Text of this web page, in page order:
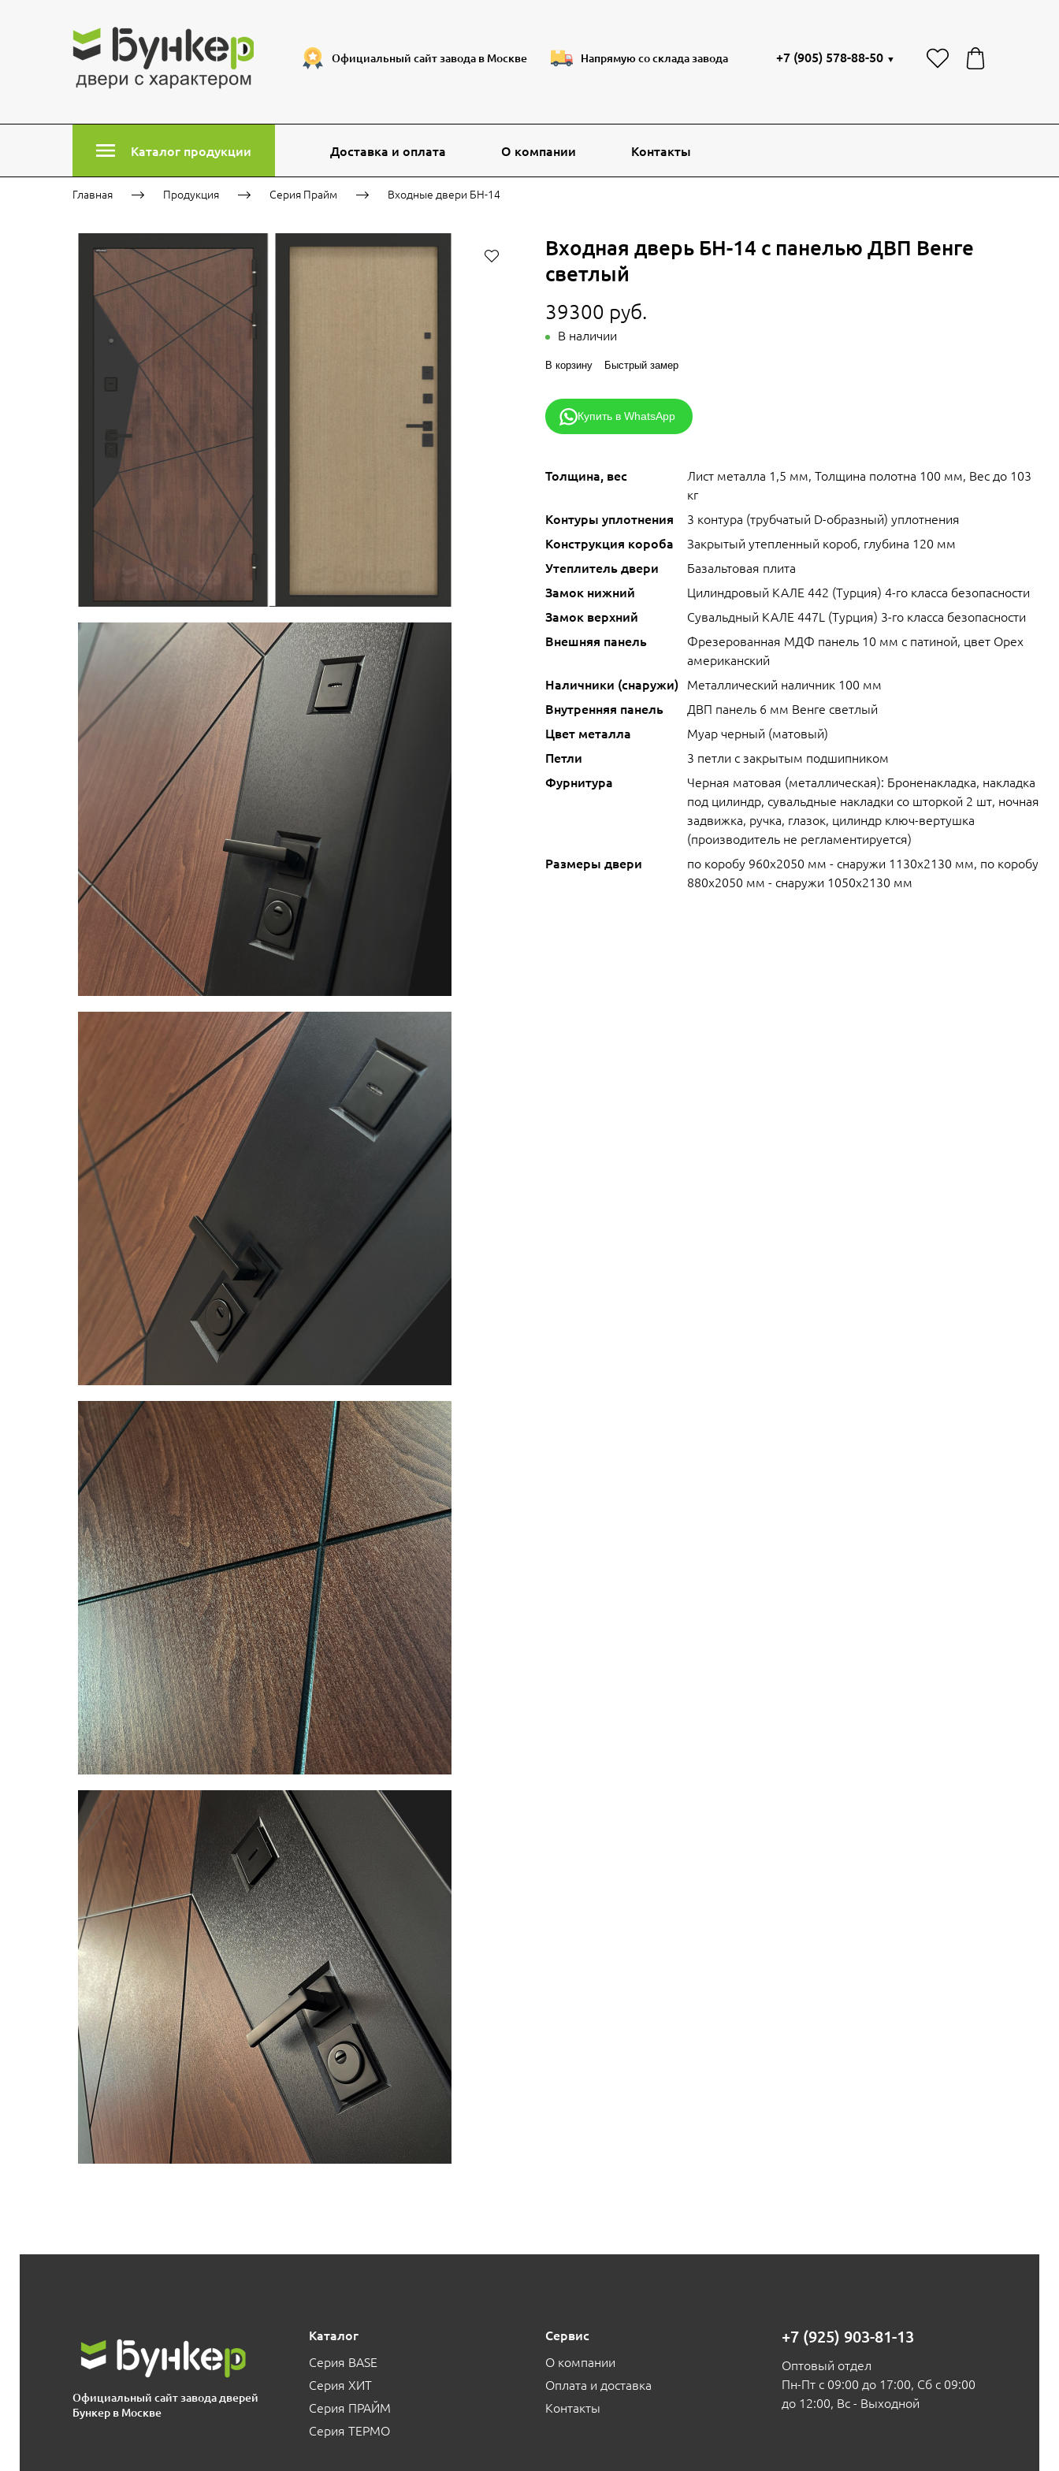
Официальный сайт завода в Москве Напрямую со склада завода +7 (905) 578-88-50 ▼
Каталог продукции Доставка и оплата О компании Контакты
Главная Продукция Серия Прайм Входные двери БН-14
Входная дверь БН-14 с панелью ДВП Венге
светлый
39300 руб.
В наличии
В корзину Быстрый замер
Купить в WhatsApp
Толщина, вес
Лист металла 1,5 мм, Толщина полотна 100 мм, Вес до 103
кг
Контуры уплотнения
3 контура (трубчатый D-образный) уплотнения
Конструкция короба
Закрытый утепленный короб, глубина 120 мм
Утеплитель двери
Базальтовая плита
Замок нижний
Цилиндровый КАЛЕ 442 (Турция) 4-го класса безопасности
Замок верхний
Сувальдный КАЛЕ 447L (Турция) 3-го класса безопасности
Внешняя панель
Фрезерованная МДФ панель 10 мм с патиной, цвет Орех
американский
Наличники (снаружи) Металлический наличник 100 мм
Внутренняя панель
ДВП панель 6 мм Венге светлый
Цвет металла
Муар черный (матовый)
Петли
3 петли с закрытым подшипником
Фурнитура
Черная матовая (металлическая): Броненакладка, накладка
под цилиндр, сувальдные накладки со шторкой 2 шт, ночная
задвижка, ручка, глазок, цилиндр ключ-вертушка
(производитель не регламентируется)
Размеры двери
по коробу 960х2050 мм - снаружи 1130х2130 мм, по коробу
880х2050 мм - снаружи 1050х2130 мм
Официальный сайт завода дверей
Бункер в Москве
Каталог
Серия BASE
Серия ХИТ
Серия ПРАЙМ
Серия ТЕРМО
Сервис
О компании
Оплата и доставка
Контакты
+7 (925) 903-81-13
Оптовый отдел
Пн-Пт с 09:00 до 17:00, Сб с 09:00
до 12:00, Вс - Выходной